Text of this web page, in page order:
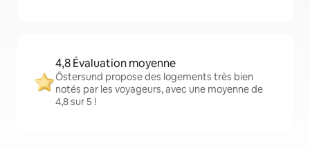
4,8 Évaluation moyenne
Östersund propose des logements très bien
notés par les voyageurs, avec une moyenne de
4,8 sur 5 !